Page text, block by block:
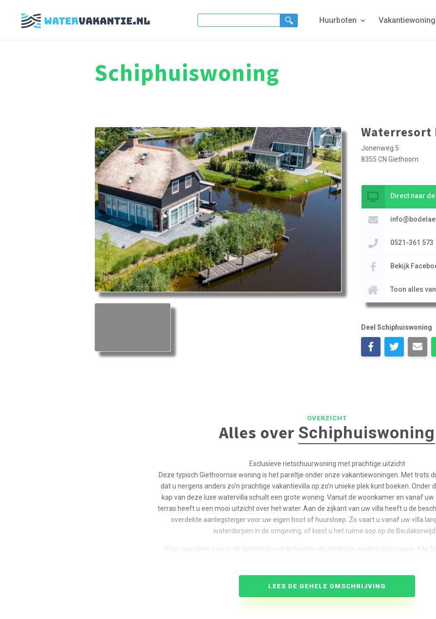
Huurboten
Schiphuiswoning
Waterresort
Jonenweg 5
8355 CN Giethoorn
Direct naar
0521-361 573
Bekijk
Toon alles
Deel Schiphuiswoning
OVERZICHT
Alles over Schiphuiswoning
Exclusieve rietschuurwoning met prachtige uitzicht
Deze typisch Giethoornse woning is het pareltje onder onze vakantiewoningen. Met trots
dat u nergens anders zo’n prachtige vakantievilla op zo’n unieke plek kunt boeken. Onder
kap van deze luxe watervilla schuilt een grote woning. Vanuit de woonkamer en vanaf
terras heeft u een mooi uitzicht over het water. Aan de zijkant van uw villa heeft u de
overdekte aanlegsteiger voor uw eigen boot of huursloep. Zo vaart u vanaf uw villa
waterdorpen in de omgeving, of kiest u het ruime sop op de
Voor nog meer luxe is de Schiphuis ook te boeken als Wellness woning met sauna. Alle
LEES DE GEHELE OMSCHRIJVING